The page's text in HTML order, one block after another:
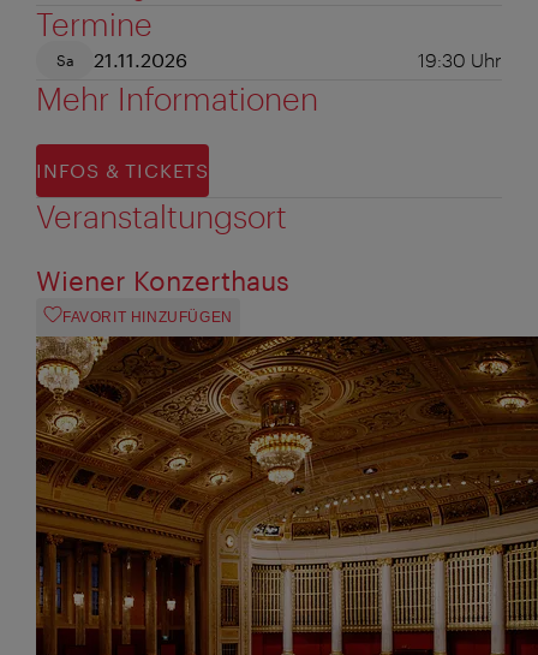
Termine
Sa 21.11.2026 19:30 Uhr
Mehr Informationen
INFOS & TICKETS
Veranstaltungsort
Wiener Konzerthaus
FAVORIT HINZUFÜGEN